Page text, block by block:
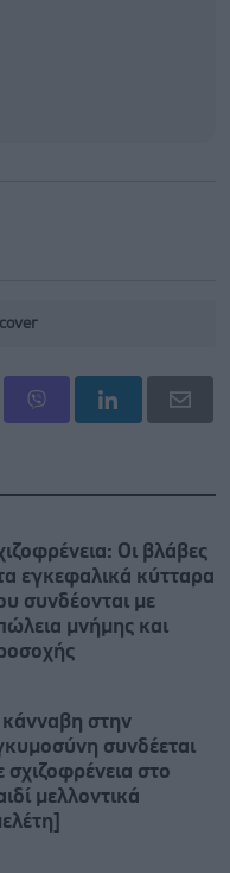
Οι βλάβες
εγκεφαλικά κύτταρα
συνδέονται με
μνήμης και
κάνναβη στην
συνδέεται
σχιζοφρένεια στο
μελλοντικά